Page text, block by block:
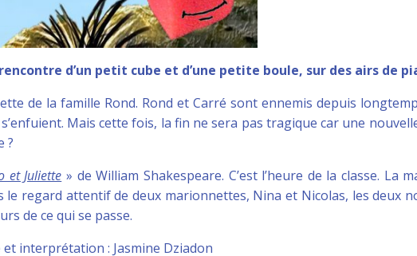
d’un petit cube et d’une petite boule, sur des airs de
de la famille Rond. Rond et Carré sont ennemis depuis
Mais cette fois, la fin ne sera pas tragique car une
?
et Juliette » de William Shakespeare. C’est l’heure de la classe.
regard attentif de deux marionnettes, Nina et Nicolas, les deux
de ce qui se passe.
interprétation : Jasmine Dziadon